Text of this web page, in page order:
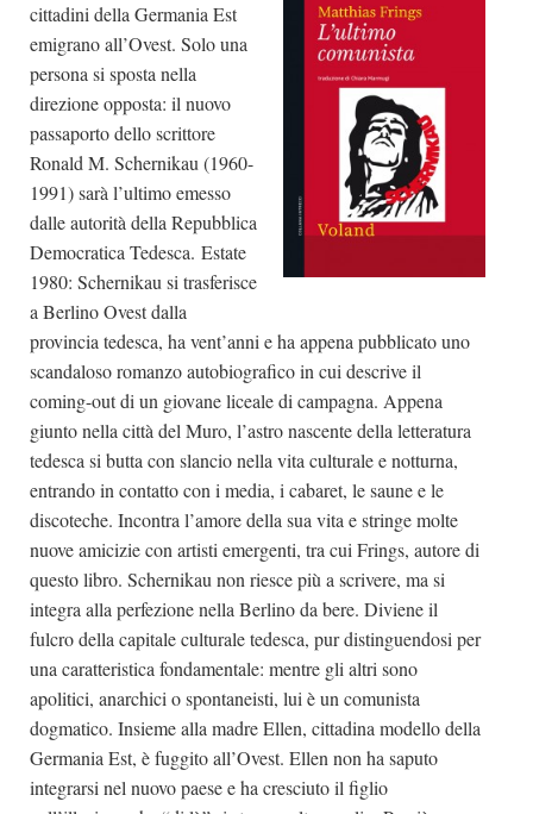
cittadini della Germania Est
emigrano all’Ovest. Solo una
persona si sposta nella
direzione opposta: il nuovo
passaporto dello scrittore
Ronald M. Schernikau (1960-
1991) sarà l’ultimo emesso
dalle autorità della Repubblica
Democratica Tedesca. Estate
1980: Schernikau si trasferisce
a Berlino Ovest dalla
provincia tedesca, ha vent’anni e ha appena pubblicato uno
scandaloso romanzo autobiografico in cui descrive il
coming-out di un giovane liceale di campagna. Appena
giunto nella città del Muro, l’astro nascente della letteratura
tedesca si butta con slancio nella vita culturale e notturna,
entrando in contatto con i media, i cabaret, le saune e le
discoteche. Incontra l’amore della sua vita e stringe molte
nuove amicizie con artisti emergenti, tra cui Frings, autore di
questo libro. Schernikau non riesce più a scrivere, ma si
integra alla perfezione nella Berlino da bere. Diviene il
fulcro della capitale culturale tedesca, pur distinguendosi per
una caratteristica fondamentale: mentre gli altri sono
apolitici, anarchici o spontaneisti, lui è un comunista
dogmatico. Insieme alla madre Ellen, cittadina modello della
Germania Est, è fuggito all’Ovest. Ellen non ha saputo
integrarsi nel nuovo paese e ha cresciuto il figlio